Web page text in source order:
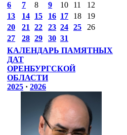
6
7 8 9 10 11
12
13
14 15 16 17 18
19
20
21 22 23 24 25
26
27
28 29 30 31
КАЛЕНДАРЬ ПАМЯТНЫХ
ДАТ
ОРЕНБУРГСКОЙ
ОБЛАСТИ
2025 · 2026